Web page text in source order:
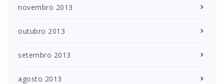
novembro 2013
outubro 2013
setembro 2013
agosto 2013